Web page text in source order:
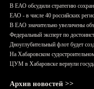
В ЕАО обсудили стратегию
ЕАО - в числе 40 российских
В ЕАО значительно увеличены
Федеральный эксперт по
Дноуглубительный флот будет
На Хабаровском
ЦУМ в Хабаровске вернули
Архив новостей >>